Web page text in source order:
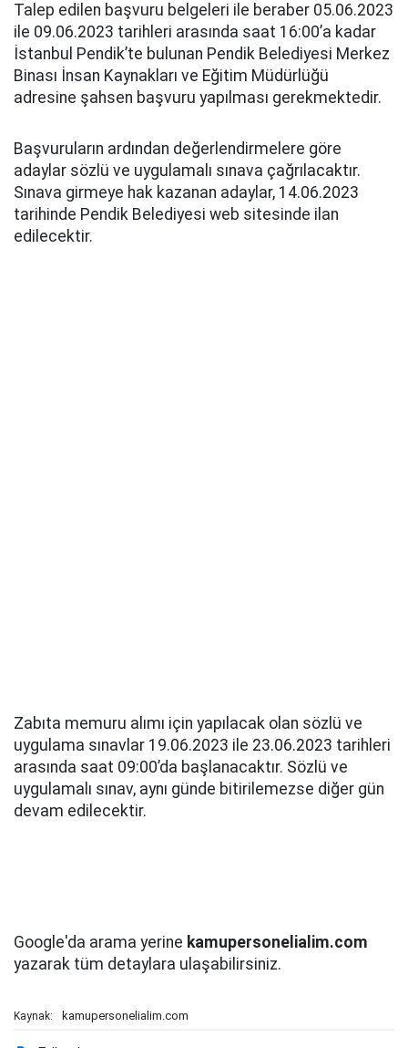
Talep edilen başvuru belgeleri ile beraber 05.06.2023
ile 09.06.2023 tarihleri arasında saat 16:00’a kadar
İstanbul Pendik’te bulunan Pendik Belediyesi Merkez
Binası İnsan Kaynakları ve Eğitim Müdürlüğü
adresine şahsen başvuru yapılması gerekmektedir.
Başvuruların ardından değerlendirmelere göre
adaylar sözlü ve uygulamalı sınava çağrılacaktır.
Sınava girmeye hak kazanan adaylar, 14.06.2023
tarihinde Pendik Belediyesi web sitesinde ilan
edilecektir.
Zabıta memuru alımı için yapılacak olan sözlü ve
uygulama sınavlar 19.06.2023 ile 23.06.2023 tarihleri
arasında saat 09:00’da başlanacaktır. Sözlü ve
uygulamalı sınav, aynı günde bitirilemezse diğer gün
devam edilecektir.
Google'da arama yerine kamupersonelialim.com
yazarak tüm detaylara ulaşabilirsiniz.
Kaynak: kamupersonelialim.com